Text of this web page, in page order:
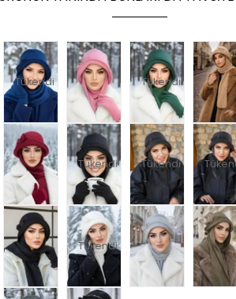
Tükendi Tükendi
Tükendi Tükendi
Tükendi